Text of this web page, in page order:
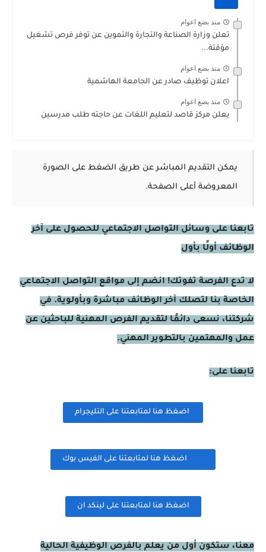
منذ بضع اعوام
تعلن وزارة الصناعة والتجارة والتموين عن توفر فرص تشغيل
مؤقتة...
منذ بضع اعوام
اعلان توظيف صادر عن الجامعة الهاشمية
منذ بضع اعوام
يعلن مركز قاصد لتعليم اللغات عن حاجته طلب مدرسين
يمكن التقديم المباشر عن طريق الضغط على الصورة
المعروضة أعلى الصفحة.
تابعنا على وسائل التواصل الاجتماعي للحصول على آخر
الوظائف أولًا بأول
لا تدع الفرصة تفوتك! انضم إلى مواقع التواصل الاجتماعي
الخاصة بنا لتصلك آخر الوظائف مباشرة وبأولوية. في
شركتنا، نسعى دائمًا لتقديم الفرص المهنية للباحثين عن
عمل والمهتمين بالتطوير المهني.
تابعنا على:
اضغظ هنا لمتابعتنا على التليجرام
اضغظ هنا لمتابعتنا على الفيس بوك
اضغظ هنا لمتابعتنا على لينكد ان
معنا، ستكون أول من يعلم بالفرص الوظيفية الحالية